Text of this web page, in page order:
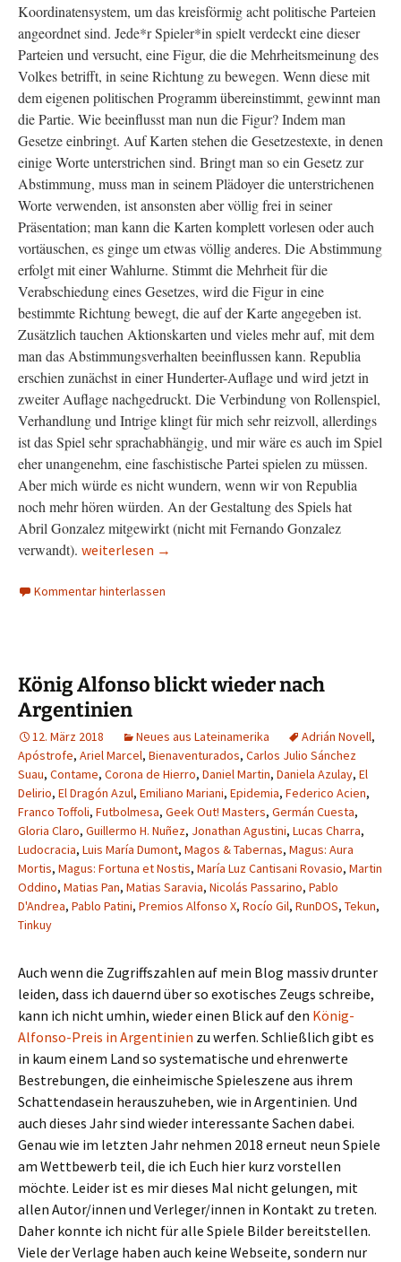
Koordinatensystem, um das kreisförmig acht politische Parteien
angeordnet sind. Jede*r Spieler*in spielt verdeckt eine dieser
Parteien und versucht, eine Figur, die die Mehrheitsmeinung des
Volkes betrifft, in seine Richtung zu bewegen. Wenn diese mit
dem eigenen politischen Programm übereinstimmt, gewinnt man
die Partie. Wie beeinflusst man nun die Figur? Indem man
Gesetze einbringt. Auf Karten stehen die Gesetzestexte, in denen
einige Worte unterstrichen sind. Bringt man so ein Gesetz zur
Abstimmung, muss man in seinem Plädoyer die unterstrichenen
Worte verwenden, ist ansonsten aber völlig frei in seiner
Präsentation; man kann die Karten komplett vorlesen oder auch
vortäuschen, es ginge um etwas völlig anderes. Die Abstimmung
erfolgt mit einer Wahlurne. Stimmt die Mehrheit für die
Verabschiedung eines Gesetzes, wird die Figur in eine
bestimmte Richtung bewegt, die auf der Karte angegeben ist.
Zusätzlich tauchen Aktionskarten und vieles mehr auf, mit dem
man das Abstimmungsverhalten beeinflussen kann. Republia
erschien zunächst in einer Hunderter-Auflage und wird jetzt in
zweiter Auflage nachgedruckt. Die Verbindung von Rollenspiel,
Verhandlung und Intrige klingt für mich sehr reizvoll, allerdings
ist das Spiel sehr sprachabhängig, und mir wäre es auch im Spiel
eher unangenehm, eine faschistische Partei spielen zu müssen.
Aber mich würde es nicht wundern, wenn wir von Republia
noch mehr hören würden. An der Gestaltung des Spiels hat
Abril Gonzalez mitgewirkt (nicht mit Fernando Gonzalez
verwandt). 5. Premio Alfonso X: Die Kandidatenliste (Teil 2)
weiterlesen →
Kommentar hinterlassen
König Alfonso blickt wieder nach
Argentinien
12. März 2018 Neues aus Lateinamerika Adrián Novell,
Apóstrofe, Ariel Marcel, Bienaventurados, Carlos Julio Sánchez
Suau, Contame, Corona de Hierro, Daniel Martin, Daniela Azulay, El
Delirio, El Dragón Azul, Emiliano Mariani, Epidemia, Federico Acien,
Franco Toffoli, Futbolmesa, Geek Out! Masters, Germán Cuesta,
Gloria Claro, Guillermo H. Nuñez, Jonathan Agustini, Lucas Charra,
Ludocracia, Luis María Dumont, Magos & Tabernas, Magus: Aura
Mortis, Magus: Fortuna et Nostis, María Luz Cantisani Rovasio, Martin
Oddino, Matias Pan, Matias Saravia, Nicolás Passarino, Pablo
D'Andrea, Pablo Patini, Premios Alfonso X, Rocío Gil, RunDOS, Tekun,
Tinkuy
Auch wenn die Zugriffszahlen auf mein Blog massiv drunter
leiden, dass ich dauernd über so exotisches Zeugs schreibe,
kann ich nicht umhin, wieder einen Blick auf den König-
Alfonso-Preis in Argentinien zu werfen. Schließlich gibt es
in kaum einem Land so systematische und ehrenwerte
Bestrebungen, die einheimische Spieleszene aus ihrem
Schattendasein herauszuheben, wie in Argentinien. Und
auch dieses Jahr sind wieder interessante Sachen dabei.
Genau wie im letzten Jahr nehmen 2018 erneut neun Spiele
am Wettbewerb teil, die ich Euch hier kurz vorstellen
möchte. Leider ist es mir dieses Mal nicht gelungen, mit
allen Autor/innen und Verleger/innen in Kontakt zu treten.
Daher konnte ich nicht für alle Spiele Bilder bereitstellen.
Viele der Verlage haben auch keine Webseite, sondern nur